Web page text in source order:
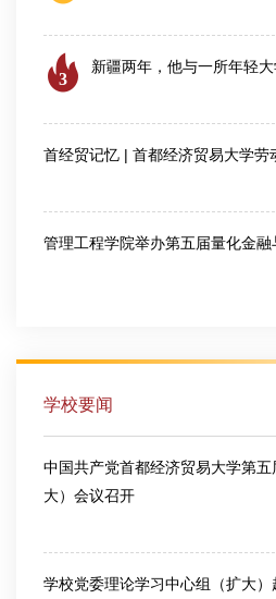
3
新疆两年，他与一所年轻
首经贸记忆 | 首都经济贸易大学劳
管理工程学院举办第五届量化金
学校要闻
中国共产党首都经济贸易大学第
大）会议召开
学校党委理论学习中心组（扩大